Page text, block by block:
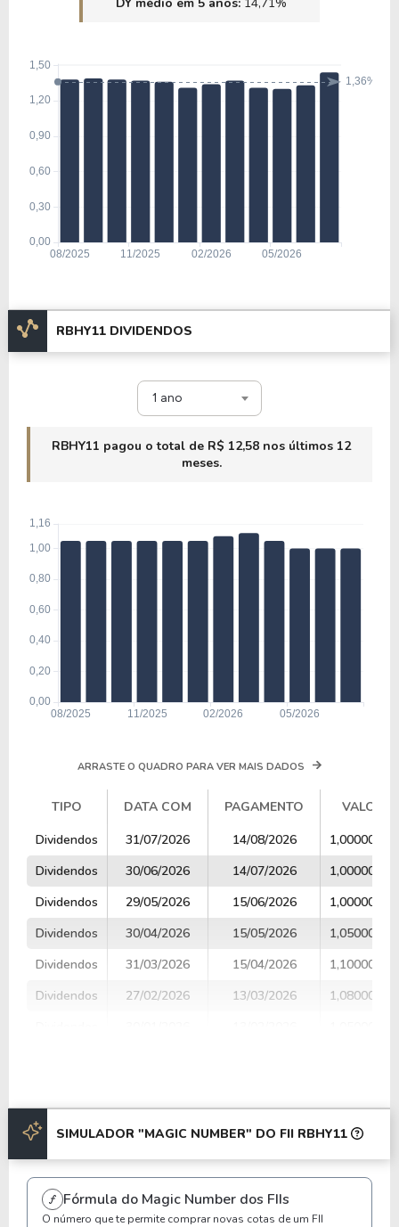
RBHY11 DIVIDENDOS
1 ano
RBHY11 pagou o total de R$ 12,58 nos últimos 12
meses.
ARRASTE O QUADRO PARA VER MAIS DADOS
TIPO DATA COM PAGAMENTO
VALOR
TIPO
DATA COM PAGAMENTO VALOR
Dividendos 31/07/2026 14/08/2026
1,00000000
Dividendos
30/06/2026 14/07/2026
1,00000000
Dividendos
29/05/2026 15/06/2026
1,00000000
Dividendos
30/04/2026 15/05/2026
1,05000000
Dividendos
31/03/2026 15/04/2026
1,10000000
Dividendos
27/02/2026 13/03/2026
1,08000000
Dividendos
Anterior Próxima
SIMULADOR "MAGIC NUMBER" DO FII RBHY11
Fórmula do Magic Number dos FIIs
O número que te permite comprar novas cotas de um FII